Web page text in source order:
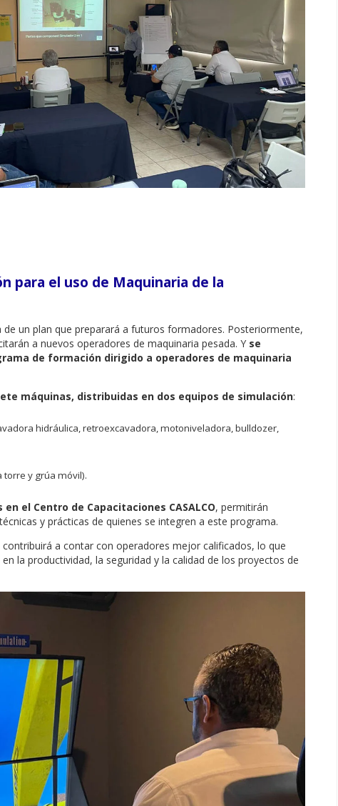
para el uso de Maquinaria de la
plan que preparará a futuros formadores. Posteriormente,
a nuevos operadores de maquinaria pesada. Y se
de formación dirigido a operadores de maquinaria
máquinas, distribuidas en dos equipos de simulación:
hidráulica, retroexcavadora, motoniveladora, bulldozer,
torre y grúa móvil).
el Centro de Capacitaciones CASALCO, permitirán
y prácticas de quienes se integren a este programa.
a contar con operadores mejor calificados, lo que
la productividad, la seguridad y la calidad de los proyectos de